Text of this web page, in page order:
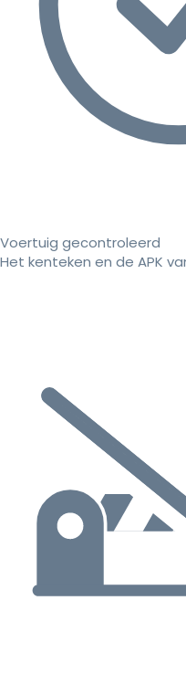
Voertuig gecontroleerd
Het kenteken en de APK